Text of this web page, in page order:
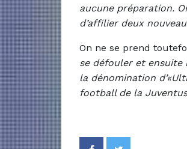
aucune préparation.
d’affilier deux
On ne se prend
se défouler et ensuite
la dénomination
football de la